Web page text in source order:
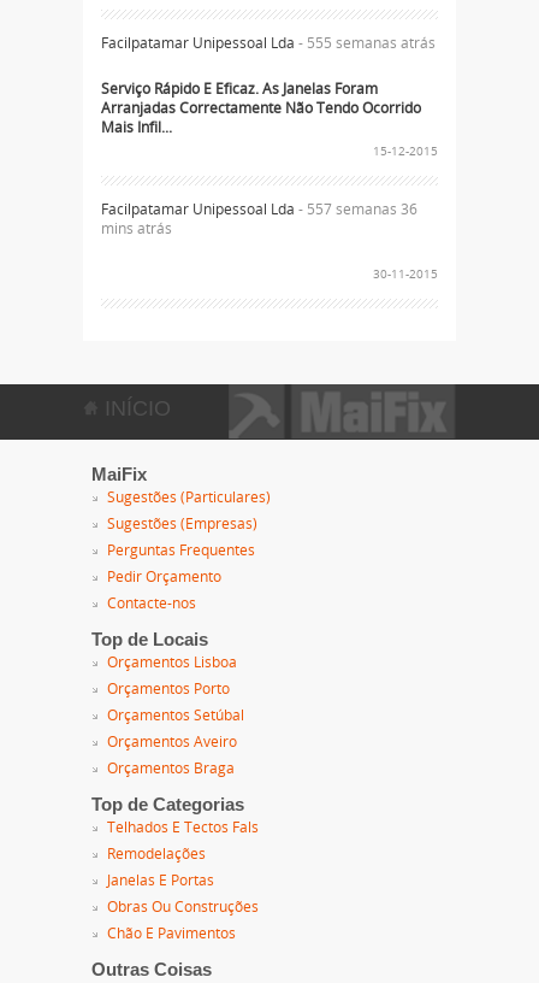
Facilpatamar Unipessoal Lda - 555 semanas atrás
Serviço Rápido E Eficaz. As Janelas Foram
Arranjadas Correctamente Não Tendo Ocorrido
Mais Infil...
15-12-2015
Facilpatamar Unipessoal Lda - 557 semanas 36
mins atrás
30-11-2015
INÍCIO
MaiFix
Sugestões (Particulares)
Sugestões (Empresas)
Perguntas Frequentes
Pedir Orçamento
Contacte-nos
Top de Locais
Orçamentos Lisboa
Orçamentos Porto
Orçamentos Setúbal
Orçamentos Aveiro
Orçamentos Braga
Top de Categorias
Telhados E Tectos Fals
Remodelações
Janelas E Portas
Obras Ou Construções
Chão E Pavimentos
Outras Coisas